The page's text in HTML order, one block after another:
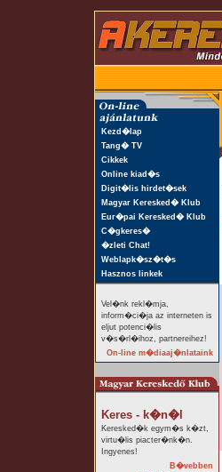
Kezd�lap
Tang� TV
Cikkek
Online kiad�s
Digit�lis hirdet�sek
Magyar Keresked� Klub
Eur�pai Keresked� Klub
C�gkeres�
�zleti Chat!
Weblapk�sz�t�s
Hasznos linkek
Vel�nk rekl�mja,
inform�ci�ja az interneten is
eljut potenci�lis
v�s�rl�ihoz, partnereihez!
On-line m�diaaj�nlataink
Keres - k�n�l
Keresked�k egym�s k�zt,
virtu�lis piacter�nk�n.
Ingyenes!
B�vebben